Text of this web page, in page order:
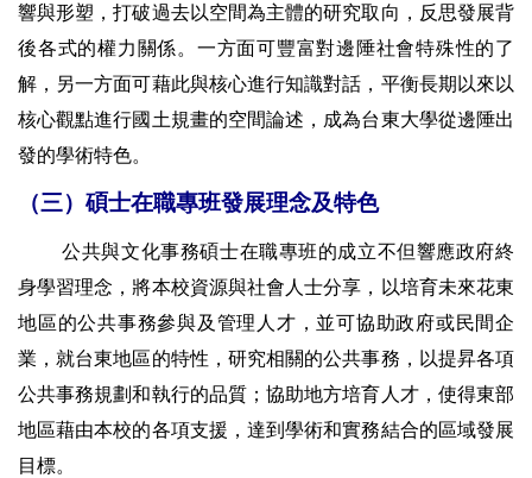
響與形塑，打破過去以空間為主體的研究取向，反思發展背
後各式的權力關係。一方面可豐富對邊陲社會特殊性的了
解，另一方面可藉此與核心進行知識對話，平衡長期以來以
核心觀點進行國土規畫的空間論述，成為台東大學從邊陲出
發的學術特色。
（三）碩士在職專班發展理念及特色
公共與文化事務碩士在職專班的成立不但響應政府終
身學習理念，將本校資源與社會人士分享，以培育未來花東
地區的公共事務參與及管理人才，並可協助政府或民間企
業，就台東地區的特性，研究相關的公共事務，以提昇各項
公共事務規劃和執行的品質；協助地方培育人才，使得東部
地區藉由本校的各項支援，達到學術和實務結合的區域發展
目標。